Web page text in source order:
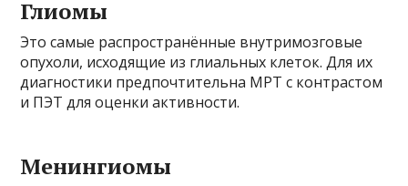
Глиомы
Это самые распространённые внутримозговые
опухоли, исходящие из глиальных клеток. Для их
диагностики предпочтительна МРТ с контрастом
и ПЭТ для оценки активности.
Менингиомы